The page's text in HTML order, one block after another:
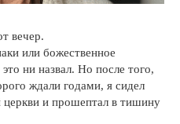
вечер.
или божественное
ни назвал. Но после того,
ждали годами, я сидел
церкви и прошептал в тишину